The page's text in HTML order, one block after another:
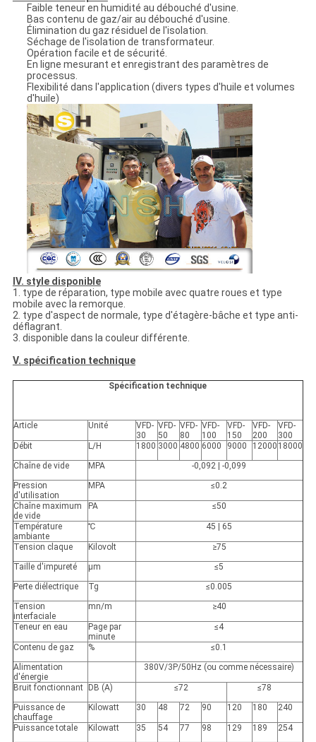
Faible teneur en humidité au débouché d'usine.
Bas contenu de gaz/air au débouché d'usine.
Élimination du gaz résiduel de l'isolation.
Séchage de l'isolation de transformateur.
Opération facile et de sécurité.
En ligne mesurant et enregistrant des paramètres de
processus.
Flexibilité dans l'application (divers types d'huile et volumes
d'huile)
IV. style disponible
1. type de réparation, type mobile avec quatre roues et type
mobile avec la remorque.
2. type d'aspect de normale, type d'étagère-bâche et type anti-
déflagrant.
3. disponible dans la couleur différente.
V. spécification technique
Spécification technique
Article Unité
VFD-
30
VFD-
50
VFD-
80
VFD-
100
VFD-
150
VFD-
200
VFD-
300
Débit
L/H 1800 3000 4800 6000 9000 12000 18000
Chaîne de vide
MPA
-0,092 | -0,099
Pression
d'utilisation
MPA ≤0.2
Chaîne maximum
de vide
PA ≤50
Température
ambiante
℃ 45 | 65
Tension claque Kilovolt
≥75
Taille d'impureté
μm
≤5
Perte diélectrique
Tg
≤0.005
Tension
interfaciale
mn/m ≥40
Teneur en eau
Page par
minute
≤4
Contenu de gaz %
≤0.1
Alimentation
d'énergie
380V/3P/50Hz (ou comme nécessaire)
Bruit fonctionnant DB (A) ≤72
≤78
Puissance de
chauffage
Kilowatt 30 48 72 90 120 180 240
Puissance totale Kilowatt 35 54 77 98 129 189
254